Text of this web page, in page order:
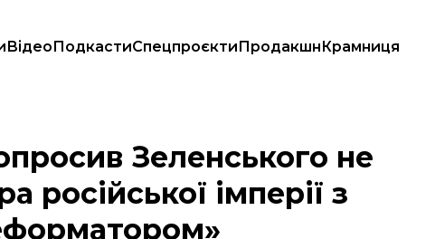
ВідеоПодкастиСпецпроєктиПродакшнКрамниця
російської імперії з Лаври, бо той «був реформатором»
Зеленського не
російської імперії з